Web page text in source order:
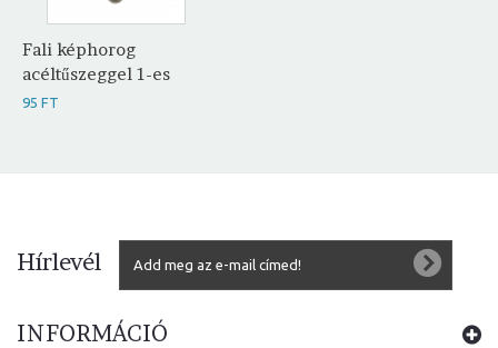
Fali képhorog
acéltűszeggel 1-es
95 FT
Hírlevél
INFORMÁCIÓ